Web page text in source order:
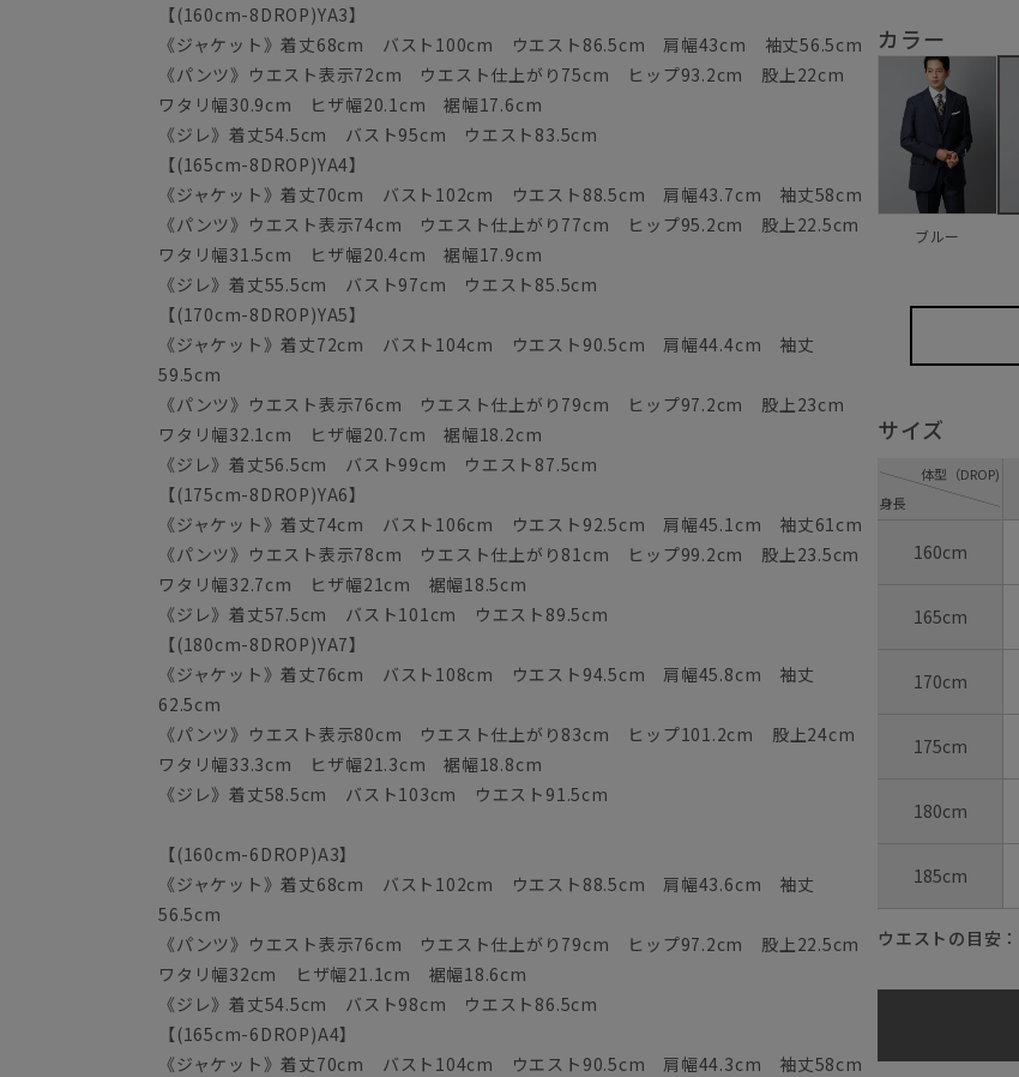
【(160cm-8DROP)YA3】
《ジャケット》着丈68cm バスト100cm ウエスト86.5cm 肩幅43cm 袖丈56.5cm
《パンツ》ウエスト表示72cm ウエスト仕上がり75cm ヒップ93.2cm 股上22cm
ワタリ幅30.9cm ヒザ幅20.1cm 裾幅17.6cm
《ジレ》着丈54.5cm バスト95cm ウエスト83.5cm
【(165cm-8DROP)YA4】
《ジャケット》着丈70cm バスト102cm ウエスト88.5cm 肩幅43.7cm 袖丈58cm
《パンツ》ウエスト表示74cm ウエスト仕上がり77cm ヒップ95.2cm 股上22.5cm
ワタリ幅31.5cm ヒザ幅20.4cm 裾幅17.9cm
《ジレ》着丈55.5cm バスト97cm ウエスト85.5cm
【(170cm-8DROP)YA5】
《ジャケット》着丈72cm バスト104cm ウエスト90.5cm 肩幅44.4cm 袖丈
59.5cm
《パンツ》ウエスト表示76cm ウエスト仕上がり79cm ヒップ97.2cm 股上23cm
ワタリ幅32.1cm ヒザ幅20.7cm 裾幅18.2cm
《ジレ》着丈56.5cm バスト99cm ウエスト87.5cm
【(175cm-8DROP)YA6】
《ジャケット》着丈74cm バスト106cm ウエスト92.5cm 肩幅45.1cm 袖丈61cm
《パンツ》ウエスト表示78cm ウエスト仕上がり81cm ヒップ99.2cm 股上23.5cm
ワタリ幅32.7cm ヒザ幅21cm 裾幅18.5cm
《ジレ》着丈57.5cm バスト101cm ウエスト89.5cm
【(180cm-8DROP)YA7】
《ジャケット》着丈76cm バスト108cm ウエスト94.5cm 肩幅45.8cm 袖丈
62.5cm
《パンツ》ウエスト表示80cm ウエスト仕上がり83cm ヒップ101.2cm 股上24cm
ワタリ幅33.3cm ヒザ幅21.3cm 裾幅18.8cm
《ジレ》着丈58.5cm バスト103cm ウエスト91.5cm
【(160cm-6DROP)A3】
《ジャケット》着丈68cm バスト102cm ウエスト88.5cm 肩幅43.6cm 袖丈
56.5cm
《パンツ》ウエスト表示76cm ウエスト仕上がり79cm ヒップ97.2cm 股上22.5cm
ワタリ幅32cm ヒザ幅21.1cm 裾幅18.6cm
《ジレ》着丈54.5cm バスト98cm ウエスト86.5cm
【(165cm-6DROP)A4】
《ジャケット》着丈70cm バスト104cm ウエスト90.5cm 肩幅44.3cm 袖丈58cm
カラー
ブルー
サイズ
身長
体型（DROP)
160cm
165cm
170cm
175cm
180cm
185cm
ウエストの目安：